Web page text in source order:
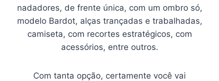
nadadores, de frente única, com um ombro só,
modelo Bardot, alças trançadas e trabalhadas,
camiseta, com recortes estratégicos, com
acessórios, entre outros.
Com tanta opção, certamente você vai